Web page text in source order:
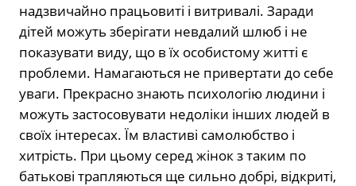
надзвичайно працьовиті і витривалі. Заради
дітей можуть зберігати невдалий шлюб і не
показувати виду, що в їх особистому житті є
проблеми. Намагаються не привертати до себе
уваги. Прекрасно знають психологію людини і
можуть застосовувати недоліки інших людей в
своїх інтересах. Їм властиві самолюбство і
хитрість. При цьому серед жінок з таким по
батькові трапляються ще сильно добрі, відкриті,